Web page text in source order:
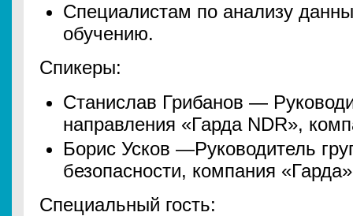
Специалистам по анализу
обучению.
Спикеры:
Станислав Грибанов —
направления «Гарда NDR»,
Борис Усков —Руководитель
безопасности, компания
Специальный гость: